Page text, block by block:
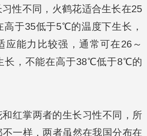
性不同，火鹤花适合生长在25
于35低于5℃的温度下生长，
应能力比较强，通常可在26～
长，不能在高于38℃低于8℃的
红掌两者的生长习性不同，所
不一样，两者虽然在我国分布在